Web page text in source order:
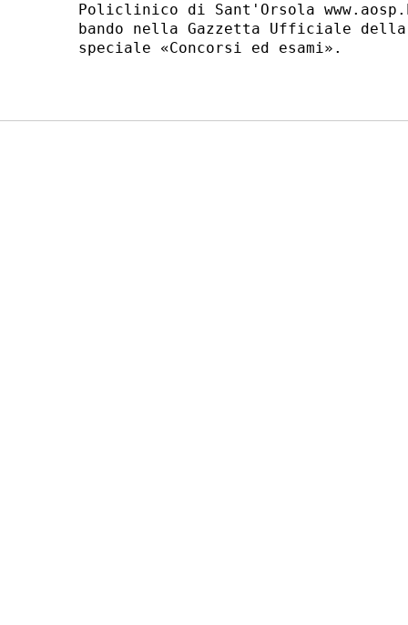
Policlinico di Sant'Orsola
bando nella Gazzetta Ufficiale
speciale «Concorsi ed esami».